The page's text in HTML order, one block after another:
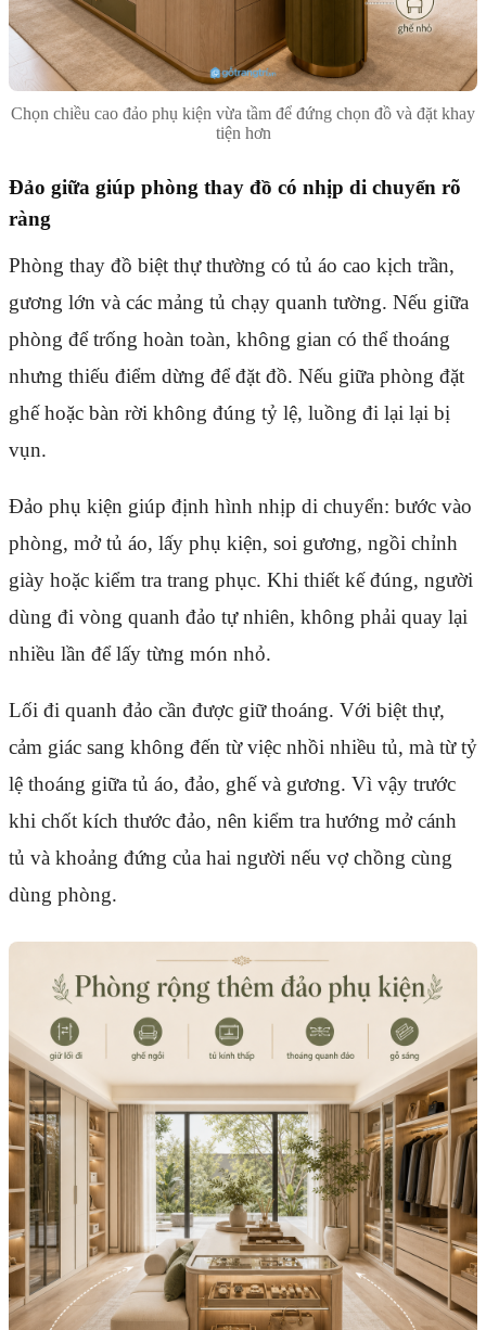
Chọn chiều cao đảo phụ kiện vừa tầm để đứng chọn đồ và đặt khay
tiện hơn
Đảo giữa giúp phòng thay đồ có nhịp di chuyển rõ
ràng
Phòng thay đồ biệt thự thường có tủ áo cao kịch trần,
gương lớn và các mảng tủ chạy quanh tường. Nếu giữa
phòng để trống hoàn toàn, không gian có thể thoáng
nhưng thiếu điểm dừng để đặt đồ. Nếu giữa phòng đặt
ghế hoặc bàn rời không đúng tỷ lệ, luồng đi lại lại bị
vụn.
Đảo phụ kiện giúp định hình nhịp di chuyển: bước vào
phòng, mở tủ áo, lấy phụ kiện, soi gương, ngồi chỉnh
giày hoặc kiểm tra trang phục. Khi thiết kế đúng, người
dùng đi vòng quanh đảo tự nhiên, không phải quay lại
nhiều lần để lấy từng món nhỏ.
Lối đi quanh đảo cần được giữ thoáng. Với biệt thự,
cảm giác sang không đến từ việc nhồi nhiều tủ, mà từ tỷ
lệ thoáng giữa tủ áo, đảo, ghế và gương. Vì vậy trước
khi chốt kích thước đảo, nên kiểm tra hướng mở cánh
tủ và khoảng đứng của hai người nếu vợ chồng cùng
dùng phòng.